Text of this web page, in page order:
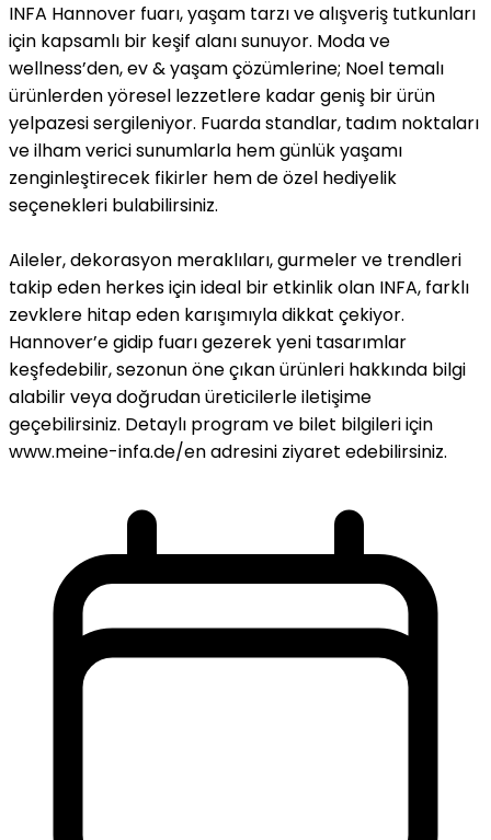
INFA Hannover fuarı, yaşam tarzı ve alışveriş tutkunları
için kapsamlı bir keşif alanı sunuyor. Moda ve
wellness’den, ev & yaşam çözümlerine; Noel temalı
ürünlerden yöresel lezzetlere kadar geniş bir ürün
yelpazesi sergileniyor. Fuarda standlar, tadım noktaları
ve ilham verici sunumlarla hem günlük yaşamı
zenginleştirecek fikirler hem de özel hediyelik
seçenekleri bulabilirsiniz.
Aileler, dekorasyon meraklıları, gurmeler ve trendleri
takip eden herkes için ideal bir etkinlik olan INFA, farklı
zevklere hitap eden karışımıyla dikkat çekiyor.
Hannover’e gidip fuarı gezerek yeni tasarımlar
keşfedebilir, sezonun öne çıkan ürünleri hakkında bilgi
alabilir veya doğrudan üreticilerle iletişime
geçebilirsiniz. Detaylı program ve bilet bilgileri için
www.meine-infa.de/en adresini ziyaret edebilirsiniz.